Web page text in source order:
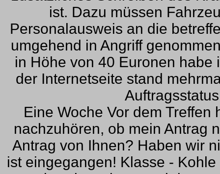
ist. Dazu müssen
Personalausweis an die
umgehend in Angriff
in Höhe von 40 Euronen habe
der Internetseite stand
Eine Woche Vor dem
nachzuhören, ob mein Antrag
Antrag von Ihnen? Haben wir
ist eingegangen! Klasse -